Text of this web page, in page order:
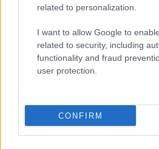
related to personalization.
I want to allow Google to
related to security, including
functionality and fraud
user protection.
CONFIRM